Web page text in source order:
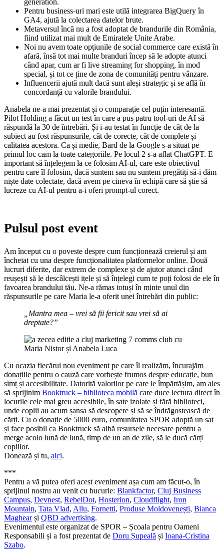
Pentru business-uri mari este utilă integrarea BigQuery în
GA4, ajută la colectarea datelor brute.
Metaversul încă nu a fost adoptat de brandurile din România,
fiind utilizat mai mult de Emiratele Unite Arabe.
Noi nu avem toate opțiunile de social commerce care există în
afară, însă tot mai multe branduri încep să le adopte atunci
când apar, cum ar fi live streaming for shopping, în mod
special, și tot ce ține de zona de comunități pentru vânzare.
Influencerii ajută mult dacă sunt aleși strategic și se află în
concordanță cu valorile brandului.
Anabela ne-a mai prezentat și o comparație cel puțin interesantă.
Pilot Holding a făcut un test în care a pus patru tool-uri de AI să
răspundă la 30 de întrebări. Și i-au testat în funcție de cât de la
subiect au fost răspunsurile, cât de corecte, cât de complete și
calitatea acestora. Ca și medie, Bard de la Google s-a situat pe
primul loc cam la toate categoriile. Pe locul 2 s-a aflat ChatGPT. E
important să înțelegem la ce folosim AI-ul, care este obiectivul
pentru care îl folosim, dacă suntem sau nu suntem pregătiți să-i dăm
niște date colectate, dacă avem pe cineva în echipă care să știe să
lucreze cu AI-ul pentru a-i oferi prompt-ul corect.
Pulsul post event
Am început cu o poveste despre cum funcționează creierul și am
încheiat cu una despre funcționalitatea platformelor online. Două
lucruri diferite, dar extrem de complexe și de ajutor atunci când
reușești să le descâlcești ițele și să înțelegi cum te poți folosi de ele în
favoarea brandului tău. Ne-a rămas totuși în minte unul din
răspunsurile pe care Maria le-a oferit unei întrebări din public:
„Mantra mea – vrei să fii fericit sau vrei să ai
dreptate?”
Cu ocazia fiecărui nou eveniment pe care îl realizăm, încurajăm
donațiile pentru o cauză care vorbește frumos despre educație, bun
simț și accesibilitate. Datorită valorilor pe care le împărtășim, am ales
să sprijinim Booktruck – biblioteca mobilă care duce lectura direct în
locurile cele mai greu accesibile, în sate izolate și fără biblioteci,
unde copiii au acum șansa să descopere și să se îndrăgostească de
cărți. Cu o donație de 5000 euro, comunitatea SPOR adoptă un sat
și face posibil ca Booktruck să aibă resursele necesare pentru a
merge acolo lună de lună, timp de un an de zile, să le ducă cărți
copiilor.
Donează și tu, aici.
***
Pentru a vă putea oferi acest eveniment așa cum am făcut-o, în
sprijinul nostru au venit cu bucurie: Blankfactor, Cluj Business
Campus, Devnest, RebelDot, Hosterion, Cloudflight, Iron
Mountain, Tata Vlad, Allu, Fornetti, Produse Moldovenești, Bianca
Maghearși QBD advertising.
Evenimentul este organizat de SPOR – Școala pentru Oameni
Responsabili și a fost prezentat de Doru Șupeală și Ioana-Cristina
Szabo.